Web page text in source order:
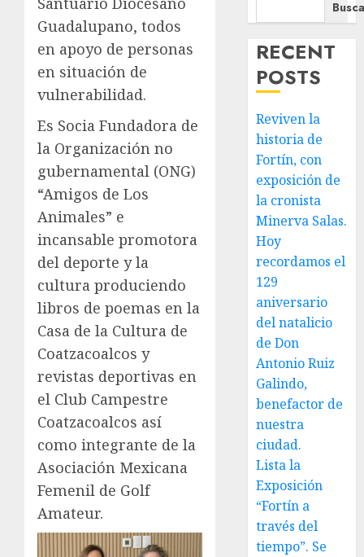
Guadalupano, todos
en apoyo de personas
en situación de
vulnerabilidad.
Es Socia Fundadora de
la Organización no
gubernamental (ONG)
“Amigos de Los
Animales” e
incansable promotora
del deporte y la
cultura produciendo
libros de poemas en la
Casa de la Cultura de
Coatzacoalcos y
revistas deportivas en
el Club Campestre
Coatzacoalcos así
como integrante de la
Asociación Mexicana
Femenil de Golf
Amateur.
RECENT
POSTS
Reviven la
historia de
Fortín, con
exposición de
la cronista
Minerva Salas.
Hoy
recordamos el
129
aniversario
del natalicio
de Don
Antonio Ruiz
Galindo,
benefactor de
nuestra
ciudad.
Lista la
Exposición
“Fortín a
través del
tiempo”. Se